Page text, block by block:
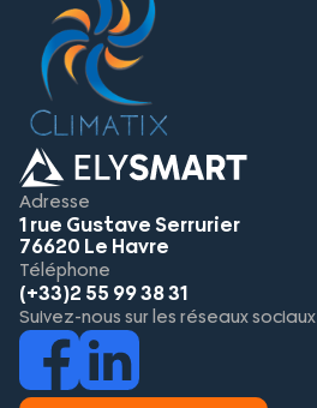
Adresse
1 rue Gustave Serrurier
76620 Le Havre
Téléphone
(+33)2 55 99 38 31
Suivez-nous sur les réseaux sociaux